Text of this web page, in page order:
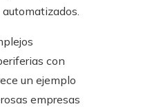
con
un ejemplo
empresas